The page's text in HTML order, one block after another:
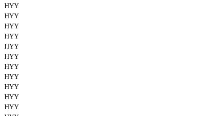
HYY
HYY
HYY
HYY
HYY
HYY
HYY
HYY
HYY
HYY
HYY